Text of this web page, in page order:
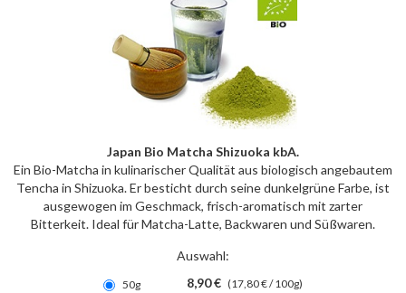
Japan Bio Matcha Shizuoka kbA.
Ein Bio-Matcha in kulinarischer Qualität aus biologisch angebautem
Tencha in Shizuoka. Er besticht durch seine dunkelgrüne Farbe, ist
ausgewogen im Geschmack, frisch-aromatisch mit zarter
Bitterkeit. Ideal für Matcha-Latte, Backwaren und Süßwaren.
Auswahl:
50g 8,90 € (17,80 € / 100g)